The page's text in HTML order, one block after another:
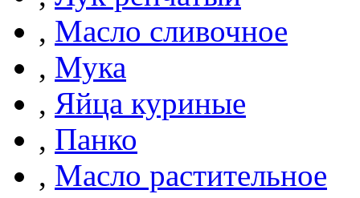
, Масло сливочное
, Мука
, Яйца куриные
, Панко
, Масло растительное